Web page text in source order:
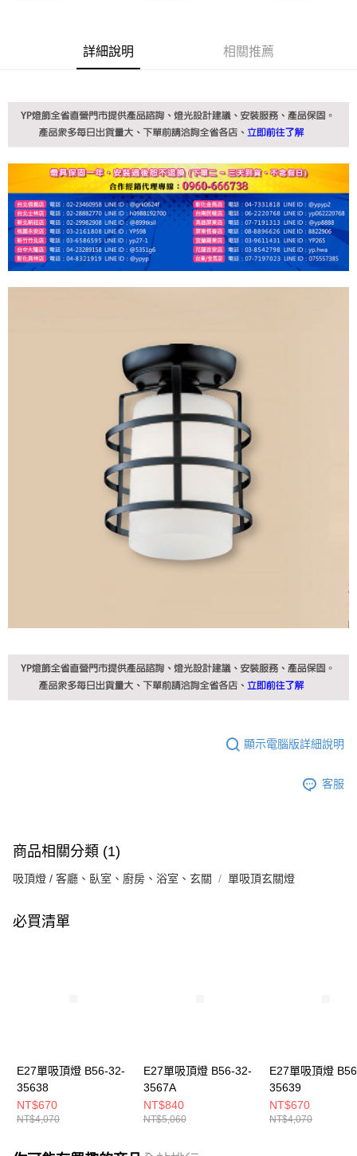
詳細說明 相關推薦
顯示電腦版詳細說明
客服
商品相關分類 (1)
吸頂燈 / 客廳、臥室、廚房、浴室、玄關 單吸頂玄關燈
必買清單
E27單吸頂燈 B56-32-
35638
NT$670
NT$4,070
E27單吸頂燈 B56-32-
3567A
NT$840
NT$5,060
E27單吸頂燈
35639
NT$670
NT$4,070